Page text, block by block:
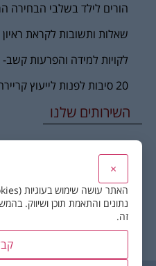
הורים לילד בשלבי הבחירה
שאלות ותשובות לקראת
לקויות למידה והפרעות קשב-
20 סיבות לפנות לייעוץ קריירה
השירותים שלנו
קורס כלים בייעוץ קריירה –
הכוון תעסוקתי לצעירים
×
נתונים והתאמת תוכן ושיווק.
זה.